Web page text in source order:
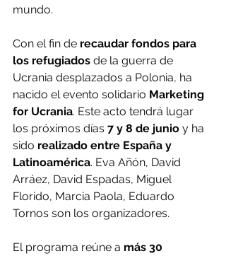
mundo.
Con el fin de recaudar fondos para
los refugiados de la guerra de
Ucrania desplazados a Polonia, ha
nacido el evento solidario Marketing
for Ucrania. Este acto tendrá lugar
los próximos días 7 y 8 de junio y ha
sido realizado entre España y
Latinoamérica. Eva Añón, David
Arráez, David Espadas, Miguel
Florido, Marcia Paola, Eduardo
Tornos son los organizadores.
El programa reúne a más 30